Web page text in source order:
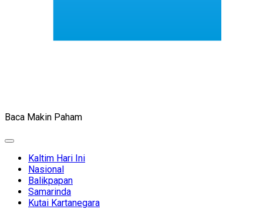
Baca Makin Paham
Expand
Kaltim Hari Ini
Current
Page
Parent
Nasional
Balikpapan
Samarinda
Kutai Kartanegara